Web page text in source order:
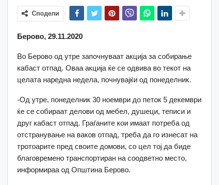
Сподели
Берово, 29.11.2020
Во Берово од утре започнуваат акција за собирање
кабаст отпад. Оваа акција ќе се одвива во текот на
целата наредна недела, почнувајќи од понеделник.
-Од утре, понеделник 30 ноември до петок 5 декември
ќе се собираат делови од мебел, душеци, теписи и
друг кабаст отпад. Граѓаните кои имаат потреба од
отстранување на ваков отпад, треба да го изнесат на
тротоарите пред своите домови, со цел тој да биде
благовремено транспортиран на соодветно место,
информираа од Општина Берово.